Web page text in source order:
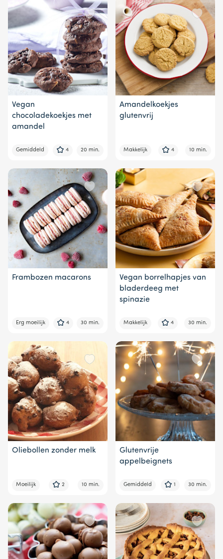
Vegan
chocoladekoekjes met
amandel
Gemiddeld 4 20 min.
Amandelkoekjes
glutenvrij
Makkelijk 4 10 min.
Frambozen macarons
Erg moeilijk 4 30 min.
Vegan borrelhapjes van
bladerdeeg met
spinazie
Makkelijk 4 30 min.
Oliebollen zonder melk
Moeilijk 2 10 min.
Glutenvrije
appelbeignets
Gemiddeld 1 30 min.